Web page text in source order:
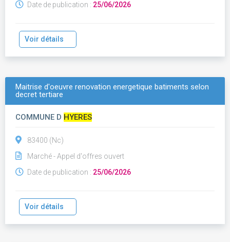
Date de publication : 25/06/2026
Voir détails
Maitrise d'oeuvre renovation energetique batiments selon
decret tertiare
COMMUNE D HYERES
83400 (Nc)
Marché - Appel d'offres ouvert
Date de publication : 25/06/2026
Voir détails